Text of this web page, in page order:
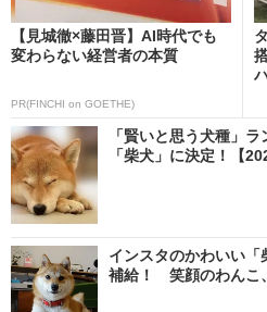
【見城徹×藤田晋】AI時代でも
変わらない経営者の本質
PR(FINCHI on GOETHE)
「賢いと思う犬種」
「柴犬」に決定！【
インスタのかわいい
補給！ 笑顔のわんこ